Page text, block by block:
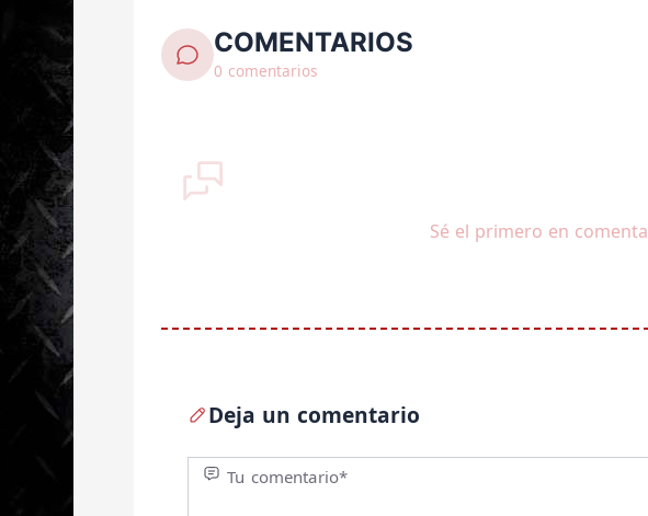
COMENTARIOS
0 comentarios
Sé el primero en
Deja un comentario
Tu comentario*